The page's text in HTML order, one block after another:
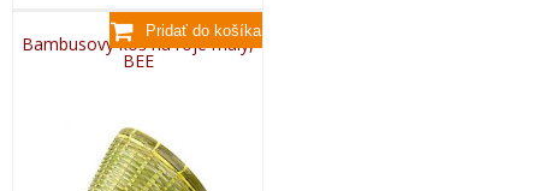
Bambusový kôš na roje malý,
BEE